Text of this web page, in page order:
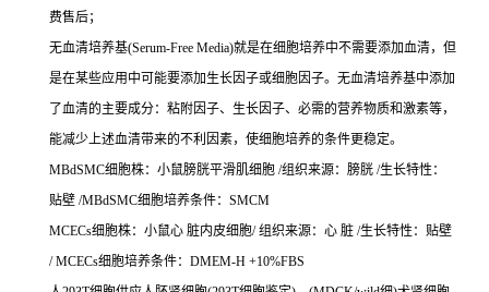
费售后；
无血清培养基(Serum-Free Media)就是在细胞培养中不需要添加血清，但
是在某些应用中可能要添加生长因子或细胞因子。无血清培养基中添加
了血清的主要成分：粘附因子、生长因子、必需的营养物质和激素等，
能减少上述血清带来的不利因素，使细胞培养的条件更稳定。
MBdSMC细胞株：小鼠膀胱平滑肌细胞 /组织来源：膀胱 /生长特性：
贴壁 /MBdSMC细胞培养条件：SMCM
MCECs细胞株：小鼠心 脏内皮细胞/ 组织来源：心 脏 /生长特性：贴壁
/ MCECs细胞培养条件：DMEM-H +10%FBS